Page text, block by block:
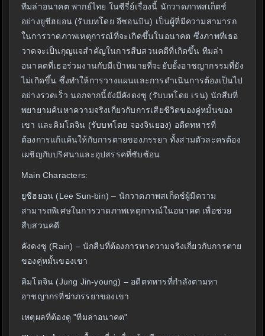
ทีมล่าอนาคต พากย์ไทย ในซีรี่ย์เรื่องนี้ นักวาดภาพสเก็ตช์
อย่างยูชีฮยอน (รับบทโดย อีซอนบิน) เป็นผู้ที่มีความสามารถ
ในการวาดภาพเหตุการณ์ที่จะเกิดขึ้นในอนาคต ซึ่งภาพที่เธอ
วาดจะเป็นกุญแจสำคัญในการสืบสวนคดีที่เกิดขึ้น ทีมล่า
อนาคตที่เธอร่วมงานกับมีเป้าหมายที่จะยับยั้งอาชญากรรมที่ยัง
ไม่เกิดขึ้น ซึ่งทำให้การวางแผนและการดำเนินการต้องเป็นไป
อย่างรวดเร็ว นอกจากนี้ยังมีคังดงซู (รับบทโดย เรน) นักสืบที่
พยายามค้นหาความจริงเกี่ยวกับการเสียชีวิตของคู่หมั้นของ
เขา และคิมโดจิน (รับบทโดย จองจินยอง) อดีตทหารที่
ต้องการแก้แค้นให้กับการตายของภรรยา ทั้งสามตัวละครต้อง
เผชิญกับปริศนาและอุปสรรคที่ซับซ้อน
Main Characters:
ยูชีฮยอน (Lee Sun-bin) – นักวาดภาพสเก็ตช์ผู้มีความ
สามารถพิเศษในการวาดภาพเหตุการณ์ในอนาคต เพื่อช่วย
สืบสวนคดี
คังดงซู (Rain) – นักสืบที่ต้องการหาความจริงเกี่ยวกับการตาย
ของคู่หมั้นของเขา
คิมโดจิน (Jung Jin-young) – อดีตทหารที่กำลังตามหา
อาชญากรที่ฆ่าภรรยาของเขา
เหตุผลที่ต้องดู "ทีมล่าอนาคต"